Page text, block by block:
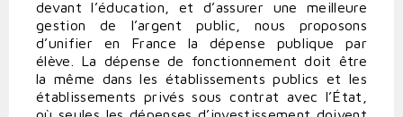
devant l’éducation, et d’assurer une meilleure
gestion de l’argent public, nous proposons
d’unifier en France la dépense publique par
élève. La dépense de fonctionnement doit être
la même dans les établissements publics et les
établissements privés sous contrat avec l’État,